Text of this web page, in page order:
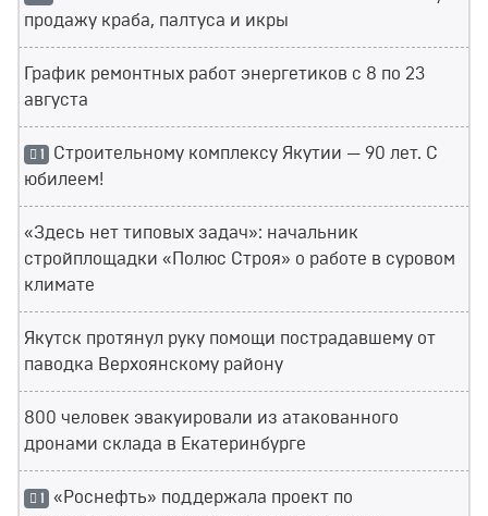
продажу краба, палтуса и икры
График ремонтных работ энергетиков с 8 по 23
августа
1 Строительному комплексу Якутии — 90 лет. С
юбилеем!
«Здесь нет типовых задач»: начальник
стройплощадки «Полюс Строя» о работе в суровом
климате
Якутск протянул руку помощи пострадавшему от
паводка Верхоянскому району
800 человек эвакуировали из атакованного
дронами склада в Екатеринбурге
1 «Роснефть» поддержала проект по